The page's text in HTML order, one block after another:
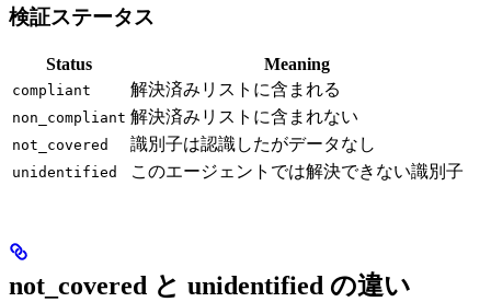
検証ステータス
Status Meaning
compliant 解決済みリストに含まれる
non_compliant 解決済みリストに含まれない
not_covered 識別子は認識したがデータなし
unidentified このエージェントでは解決できない識別子
not_covered と unidentified の違い